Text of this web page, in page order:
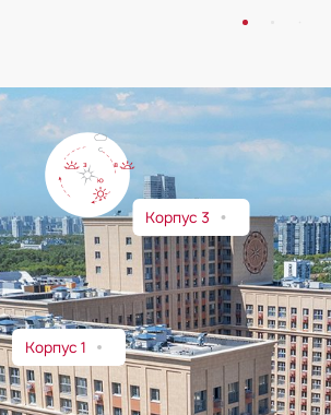
Корпус 1
Корпус 3